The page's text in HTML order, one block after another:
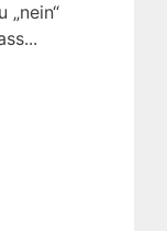
„nein“